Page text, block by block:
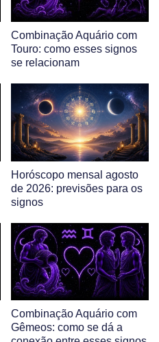
Combinação Aquário com
Touro: como esses signos
se relacionam
Horóscopo mensal agosto
de 2026: previsões para os
signos
Combinação Aquário com
Gêmeos: como se dá a